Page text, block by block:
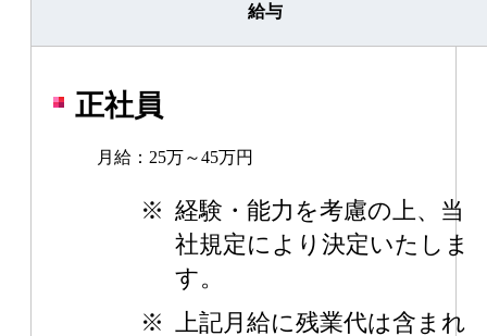
給与
正社員
月給：25万～45万円
※ 経験・能力を考慮の上、当
社規定により決定いたしま
す。
※
上記月給に残業代は含まれ